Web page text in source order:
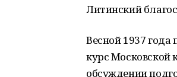
Литинский
Весной 1937
курс Московской
обсуждении